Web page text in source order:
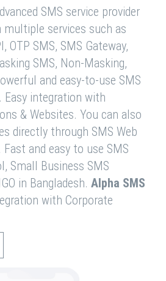
SMS service provider
multiple services such as
OTP SMS, SMS Gateway,
SMS, Non-Masking,
and easy-to-use SMS
Easy integration with
& Websites. You can also
directly through SMS Web
Fast and easy to use SMS
Small Business SMS
in Bangladesh. Alpha SMS
with Corporate